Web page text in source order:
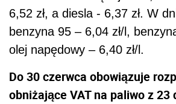
6,52 zł, a diesla - 6,37 zł. W
benzyna 95 – 6,04 zł/l,
olej napędowy – 6,40 zł/l.
Do 30 czerwca obowiązuje
obniżające VAT na paliwo z 23